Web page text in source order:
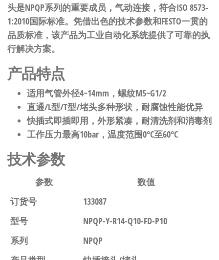
头是NPQP系列的重要成员，气动连接，符合ISO 8573-
1:2010国际标准。凭借出色的技术参数和FESTO一贯的
品质标准，该产品为工业自动化系统提供了可靠的执
行解决方案。
产品特点
适用气管外径4~14mm，螺纹M5~G1/2
直通/L型/T型/堵头多种形状，耐腐蚀性能优异
快插式即插即用，外形紧凑，耐清洗剂和消毒剂
工作压力最高10bar，温度范围0°C至60°C
技术参数
参数
数值
订货号
133087
型号
NPQP-Y-R14-Q10-FD-P10
系列
NPQP